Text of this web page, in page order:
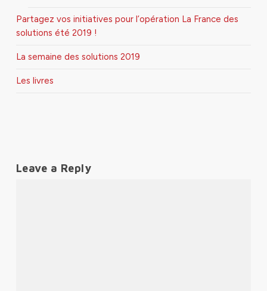
Partagez vos initiatives pour l’opération La France des
solutions été 2019 !
La semaine des solutions 2019
Les livres
Leave a Reply